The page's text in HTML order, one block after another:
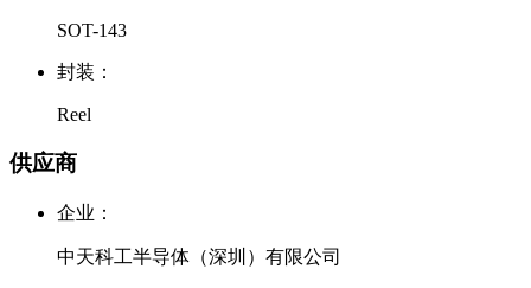
SOT-143
封装：
Reel
供应商
企业：
中天科工半导体（深圳）有限公司